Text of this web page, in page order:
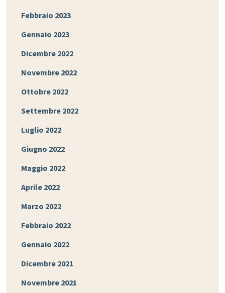
Febbraio 2023
Gennaio 2023
Dicembre 2022
Novembre 2022
Ottobre 2022
Settembre 2022
Luglio 2022
Giugno 2022
Maggio 2022
Aprile 2022
Marzo 2022
Febbraio 2022
Gennaio 2022
Dicembre 2021
Novembre 2021